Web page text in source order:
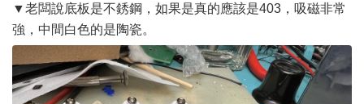
▼老闆說底板是不銹鋼，如果是真的應該是403，吸磁非常
強，中間白色的是陶瓷。